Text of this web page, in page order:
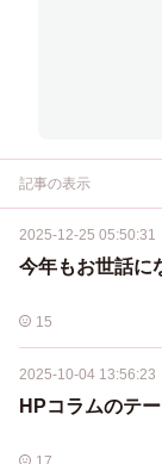
記事の表示
2025-12-25 05:50:31
今年もお世話に
15
2025-10-04 13:56:23
HPコラムのテ